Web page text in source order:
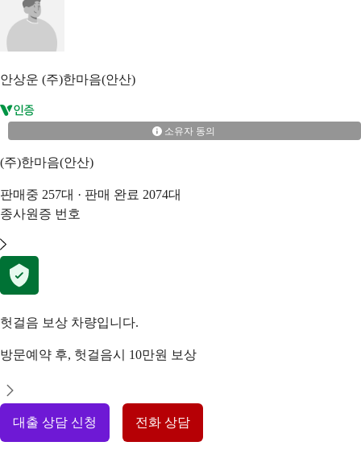
안상운 (주)한마음(안산)
소유자 동의
(주)한마음(안산)
판매중 257대 · 판매 완료 2074대
종사원증 번호
헛걸음 보상 차량입니다.
방문예약 후, 헛걸음시 10만원 보상
대출 상담 신청 전화 상담